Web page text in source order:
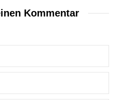
Kommentar